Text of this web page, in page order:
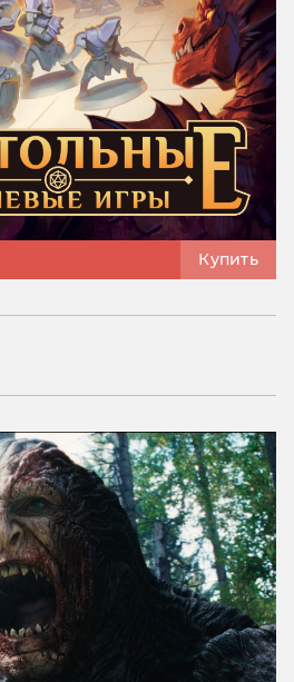
Купить